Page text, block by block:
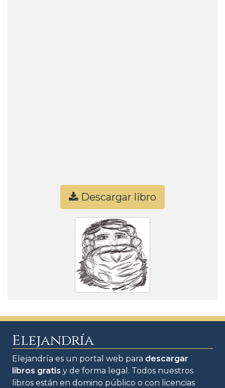
Descargar libro
Elejandría
Elejandría es un portal web para descargar
libros gratis y de forma legal. Todos nuestros
libros están en domino público o con licencias